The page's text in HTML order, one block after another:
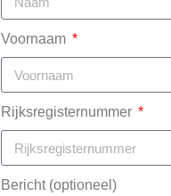
Voornaam
Rijksregisternummer
Bericht (optioneel)